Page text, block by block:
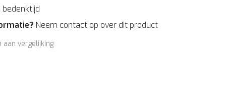
bedenktijd
Neem contact op over dit product
aan vergelijking